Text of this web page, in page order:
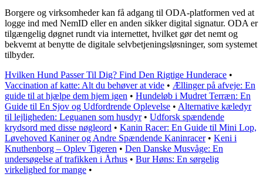
Borgere og virksomheder kan få adgang til ODA-platformen ved at
logge ind med NemID eller en anden sikker digital signatur. ODA er
tilgængelig døgnet rundt via internettet, hvilket gør det nemt og
bekvemt at benytte de digitale selvbetjeningsløsninger, som systemet
tilbyder.
Hvilken Hund Passer Til Dig? Find Den Rigtige Hunderace •
Vaccination af katte: Alt du behøver at vide • Ællinger på afveje: En
guide til at hjælpe dem hjem igen • Hundeløb i Mudret Terræn: En
Guide til En Sjov og Udfordrende Oplevelse • Alternative kæledyr
til lejligheden: Leguanen som husdyr• Udforsk spændende
krydsord med disse nøgleord • Kanin Racer: En Guide til Mini Lop,
Løvehoved Kaniner og Andre Spændende Kaninracer• Keni i
Knuthenborg – Oplev Tigeren • Den Danske Musvåge: En
undersøgelse af trafikken i Århus • Bur Høns: En sørgelig
virkelighed for mange •